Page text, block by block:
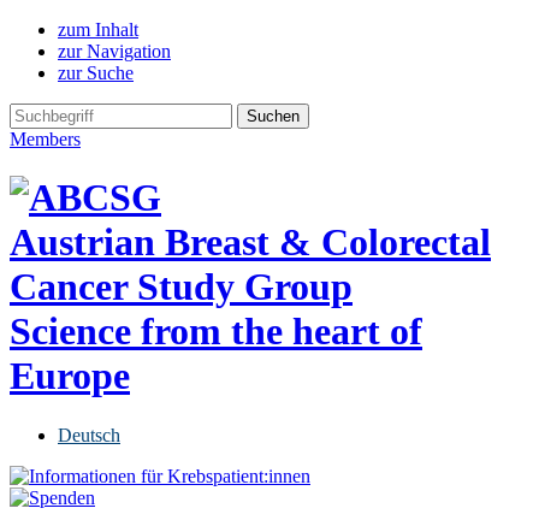
zum Inhalt
zur Navigation
zur Suche
Members
Austrian Breast & Colorectal
Cancer Study Group
Science from the heart of
Europe
Deutsch